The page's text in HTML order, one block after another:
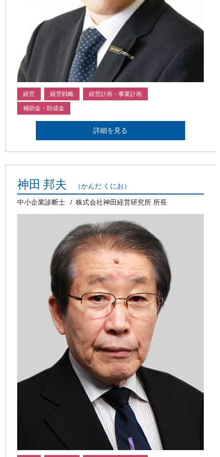
経営 経営戦略 経営計画・事業計画
補助金・助成金
詳細を見る
神田 邦夫 （かんだ くにお）
中小企業診断士 株式会社神田経営研究所 所長